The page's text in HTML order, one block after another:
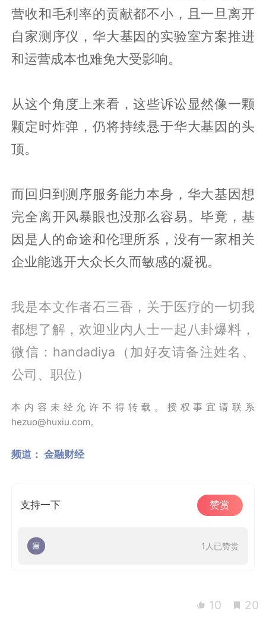
营收和毛利率的贡献都不小，且一旦离开
自家测序仪，华大基因的实验室方案推进
和运营成本也难免大受影响。
从这个角度上来看，这些诉讼显然像一颗
颗定时炸弹，仍将持续悬于华大基因的头
顶。
而回归到测序服务能力本身，华大基因想
完全离开风暴眼也没那么容易。毕竟，基
因是人的命途和伦理所系，没有一家相关
企业能逃开大众长久而敏感的凝视。
我是本文作者石三香，关于医疗的一切我
都想了解，欢迎业内人士一起八卦爆料，
微信：handadiya（加好友请备注姓名、
公司、职位）
本内容未经允许不得转载。授权事宜请联系
hezuo@huxiu.com。
频道： 金融财经
支持一下 赞赏
1人已赞赏
10 20